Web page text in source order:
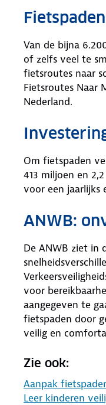
Van de bijna
of zelfs veel te
fietsroutes naar
Fietsroutes Naar
Nederland.
Om fietspaden
413 miljoen en
voor een jaarlijks
ANWB:
De ANWB ziet in
voor
aangegeven te
fietspaden door
veilig en
Zie ook:
Aanpak
Leer kinderen